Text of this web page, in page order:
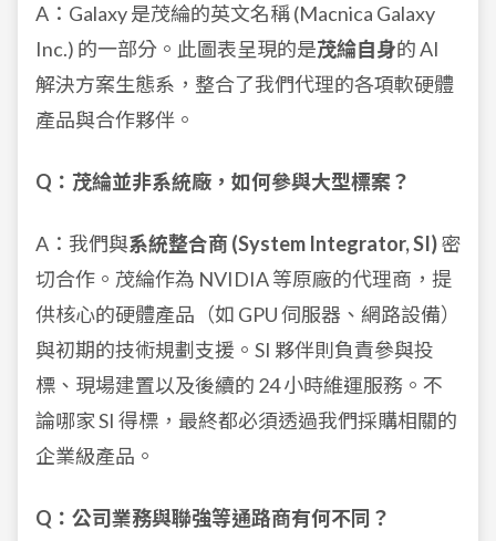
A：Galaxy 是茂綸的英文名稱 (Macnica Galaxy
Inc.) 的一部分。此圖表呈現的是茂綸自身的 AI
解決方案生態系，整合了我們代理的各項軟硬體
產品與合作夥伴。
Q：茂綸並非系統廠，如何參與大型標案？
A：我們與系統整合商 (System Integrator, SI)密
切合作。茂綸作為 NVIDIA 等原廠的代理商，提
供核心的硬體產品（如 GPU 伺服器、網路設備）
與初期的技術規劃支援。SI 夥伴則負責參與投
標、現場建置以及後續的 24 小時維運服務。不
論哪家 SI 得標，最終都必須透過我們採購相關的
企業級產品。
Q：公司業務與聯強等通路商有何不同？